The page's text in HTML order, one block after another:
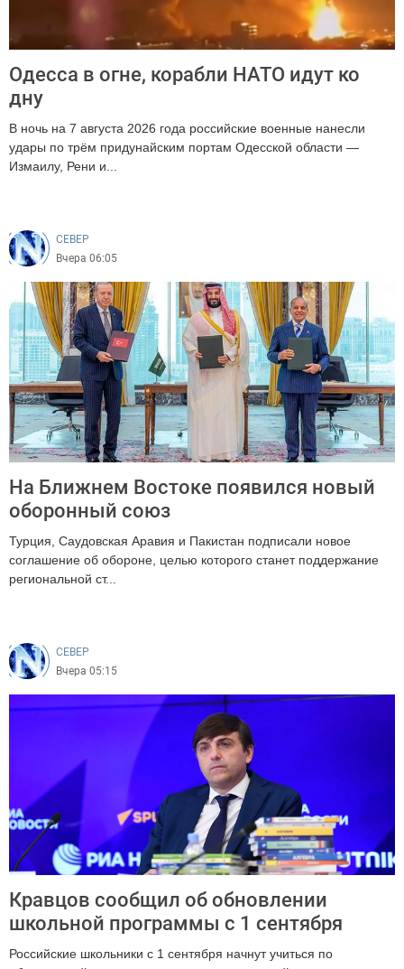
Одесса в огне, корабли НАТО идут ко
дну
В ночь на 7 августа 2026 года российские военные нанесли
удары по трём придунайским портам Одесской области —
Измаилу, Рени и...
CEВЕР
Вчера 06:05
На Ближнем Востоке появился новый
оборонный союз
Турция, Саудовская Аравия и Пакистан подписали новое
соглашение об обороне, целью которого станет поддержание
региональной ст...
CEВЕР
Вчера 05:15
Кравцов сообщил об обновлении
школьной программы с 1 сентября
Российские школьники с 1 сентября начнут учиться по